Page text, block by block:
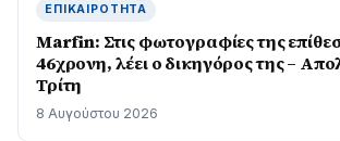
ΕΠΙΚΑΙΡΌΤΗΤΑ
Marfin: Στις φωτογραφίες της
46χρονη, λέει ο δικηγόρος της –
Τρίτη
8 Αυγούστου 2026